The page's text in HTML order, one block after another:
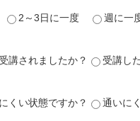
2～3日に一度 週に
講されましたか？ 受講
くい状態ですか？ 通い